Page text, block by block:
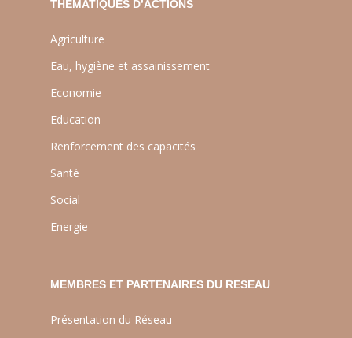
THEMATIQUES D’ACTIONS
Agriculture
Eau, hygiène et assainissement
Economie
Education
Renforcement des capacités
Santé
Social
Energie
MEMBRES ET PARTENAIRES DU RESEAU
Présentation du Réseau